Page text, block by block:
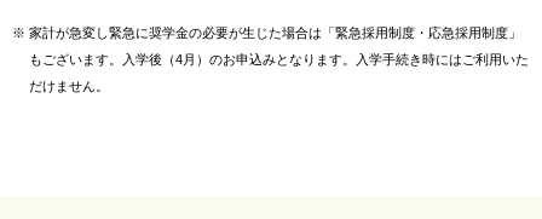
※ 家計が急変し緊急に奨学金の必要が生じた場合は「緊急採用制度・応急採用制度」
もございます。
入学後（4月）のお申込みとなります。入学手続き時にはご利用いた
だけません。